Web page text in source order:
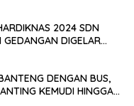
2024 SDN
GEDANGAN DIGELAR
DENGAN BUS,
KEMUDI HINGGA